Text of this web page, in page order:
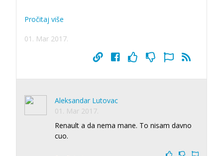
Pročitaj više
01. Mar 2017.
Aleksandar Lutovac
01. Mar 2017.
Renault a da nema mane. To nisam davno
cuo.